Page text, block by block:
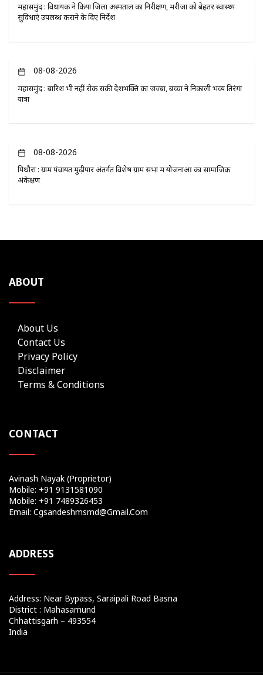
महासमुंद : विधायक ने किया जिला अस्पताल का निरीक्षण, मरीजों को बेहतर स्वास्थ्य
सुविधाएं उपलब्ध कराने के दिए निर्देश
08-08-2026
महासमुंद : बारिश भी नहीं रोक सकी देशभक्ति का जज्बा, बच्चों ने निकाली भव्य तिरंगा
यात्रा
08-08-2026
पिथौरा : ग्राम पंचायत मुढ़ीपार अंतर्गत विशेष ग्राम सभा में योजनाओं का सामाजिक
अंकेक्षण
ABOUT
About Us
Contact Us
Privacy Policy
Disclaimer
Terms & Conditions
CONTACT
Avinash Nayak (Proprietor)
Mobile: +91 9131581090
Mobile: +91 7489326453
Email: Cgsandeshmsmd@gmail.com
ADDRESS
Address: Near Bypass, Saraipali Road Basna
District : Mahasamund
Chhattisgarh – 493554
India